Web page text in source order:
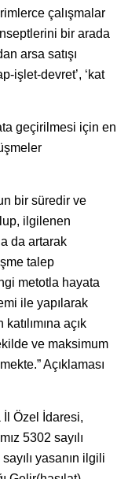
çalışmalar
bir arada
arsa satışı
işlet-devret’, ‘kat
geçirilmesi için en
bir süredir ve
ilgilenen
da artarak
talep
metotla hayata
ile yapılarak
açık
ve maksimum
Açıklaması
İl Özel İdaresi,
5302 sayılı
yasanın ilgili